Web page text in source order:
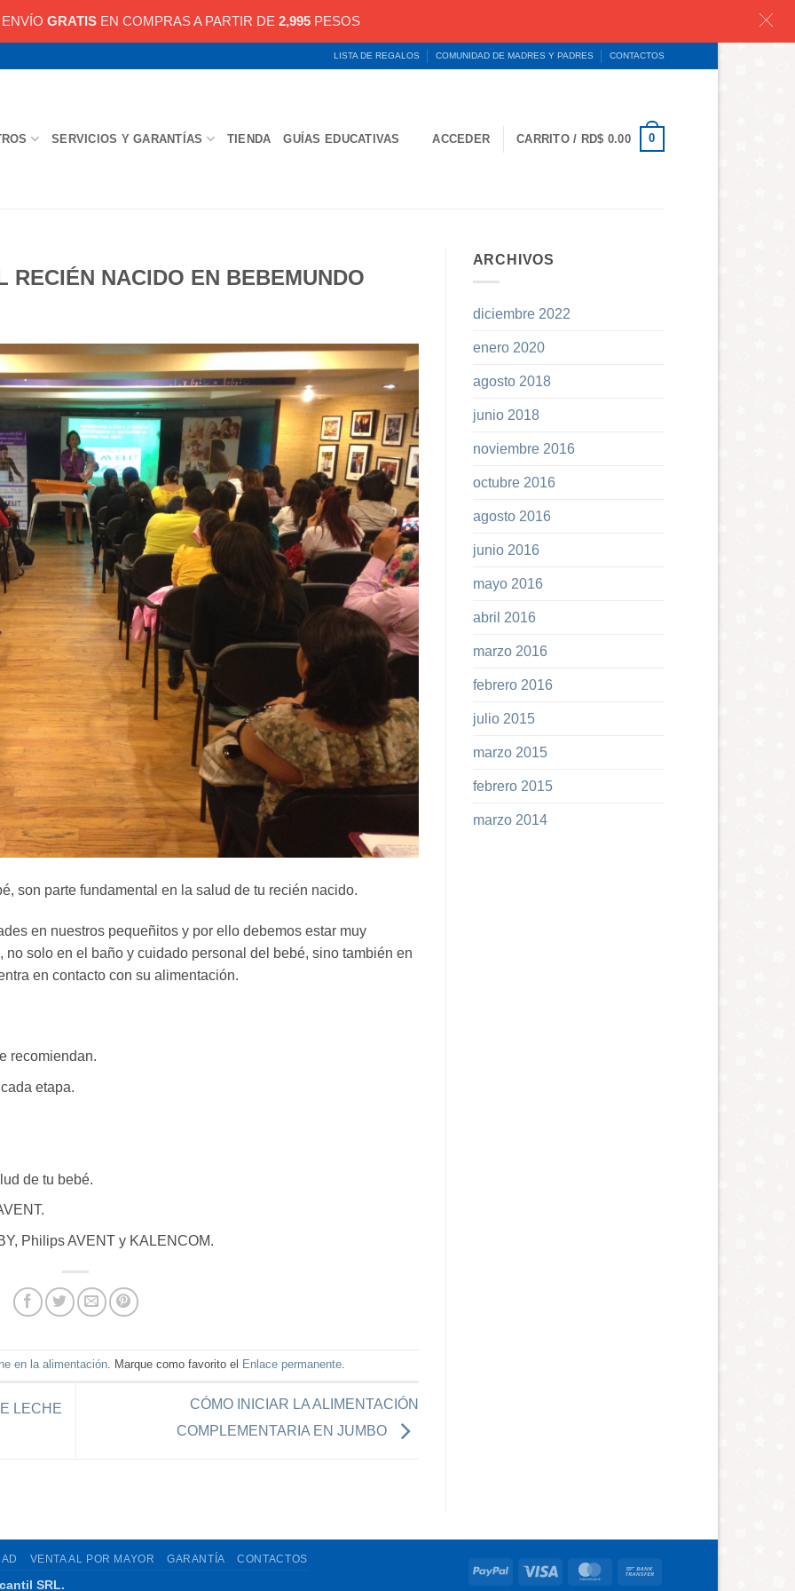
LISTA DE REGALOS COMUNIDAD DE MADRES Y PADRES CONTACTOS
SERVICIOS Y GARANTÍAS TIENDA GUÍAS EDUCATIVAS ACCEDER CARRITO / RD$ 0.00 0
RECIÉN NACIDO EN BEBEMUNDO
son parte fundamental en la salud de tu recién nacido.
en nuestros pequeñitos y por ello debemos estar muy
solo en el baño y cuidado personal del bebé, sino también en
en contacto con su alimentación.
recomiendan.
etapa.
de tu bebé.
Philips AVENT y KALENCOM.
en la alimentación. Marque como favorito el Enlace permanente.
LECHE
CÓMO INICIAR LA ALIMENTACIÓN
COMPLEMENTARIA EN JUMBO
ARCHIVOS
diciembre 2022
enero 2020
agosto 2018
junio 2018
noviembre 2016
octubre 2016
agosto 2016
junio 2016
mayo 2016
abril 2016
marzo 2016
febrero 2016
julio 2015
marzo 2015
febrero 2015
marzo 2014
PayPal Visa MasterCard
VENTA AL POR MAYOR GARANTÍA CONTACTOS
SRL.
ENVÍO GRATIS EN COMPRAS A PARTIR DE 2,995 PESOS